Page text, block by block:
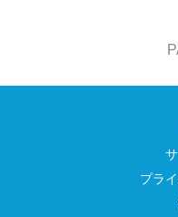
プラ